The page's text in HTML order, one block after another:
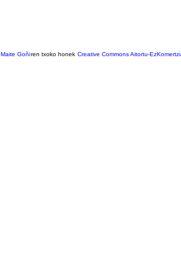
Maite Goñiren txoko honek Creative Commons Aitortu-